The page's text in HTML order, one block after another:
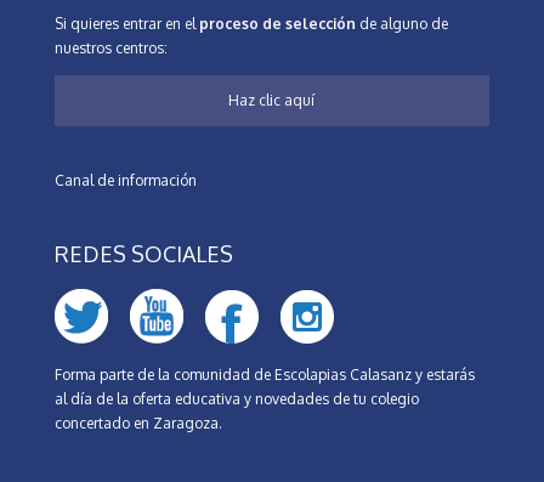
Si quieres entrar en el proceso de selección de alguno de
nuestros centros:
Haz clic aquí
Canal de información
REDES SOCIALES
Forma parte de la comunidad de Escolapias Calasanz y estarás
al día de la oferta educativa y novedades de tu colegio
concertado en Zaragoza.